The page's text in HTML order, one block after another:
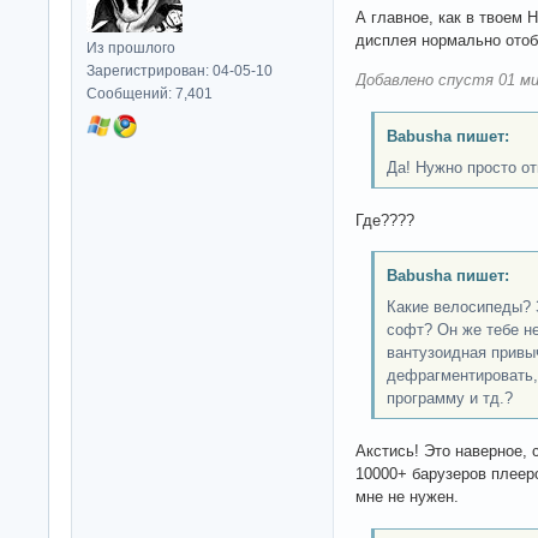
Из прошлого
Зарегистрирован: 04-05-10
Сообщений: 7,401
А главное, как в твоем
дисплея нормально
Добавлено спустя 01
Babusha пишет:
Да! Нужно просто
Где????
Babusha пишет:
Какие велосипеды?
софт? Он же тебе
вантузоидная
программу и тд.?
Акстись! Это наверное,
10000+ барузеров
мне не нужен.